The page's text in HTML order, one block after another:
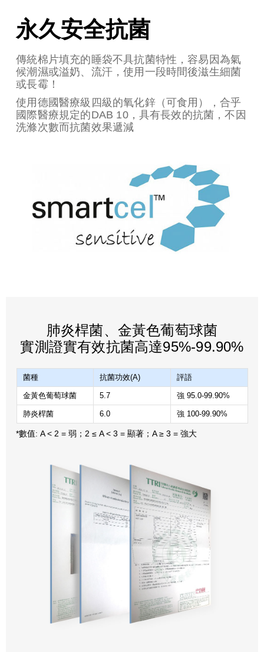
永久安全抗菌
傳統棉片填充的睡袋不具抗菌特性，容易因為氣
候潮濕或溢奶、流汗，使用一段時間後滋生細菌
或長霉！
使用德國醫療級四級的氧化鋅（可食用），合乎
國際醫療規定的DAB 10，具有長效的抗菌，不因
洗滌次數而抗菌效果遞減
肺炎桿菌、金黃色葡萄球菌
實測證實有效抗菌高達95%-99.90%
菌種 抗菌功效(A) 評語
金黃色葡萄球菌 5.7 強 95.0-99.90%
肺炎桿菌 6.0 強 100-99.90%
*數值: A < 2 = 弱；2 ≤ A < 3 = 顯著；A ≥ 3 = 強大